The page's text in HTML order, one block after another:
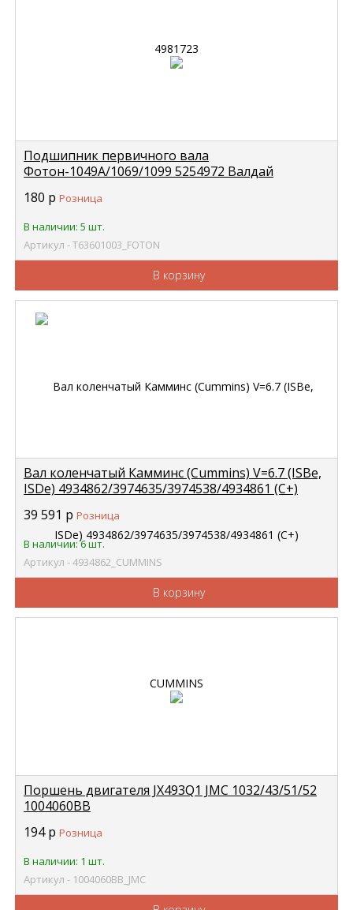
Подшипник первичного вала
Фотон-1049А/1069/1099 5254972 Валдай
Т63601003
180 р Розница
В наличии: 5 шт.
Артикул - Т63601003_FOTON
В корзину
Вал коленчатый Камминс (Cummins) V=6.7 (ISBe,
ISDe) 4934862/3974635/3974538/4934861 (С+)
39 591 р Розница
В наличии: 6 шт.
Артикул - 4934862_CUMMINS
В корзину
Поршень двигателя JX493Q1 JMC 1032/43/51/52
1004060BB
194р Розница
В наличии: 1 шт.
Артикул - 1004060BB_JMC